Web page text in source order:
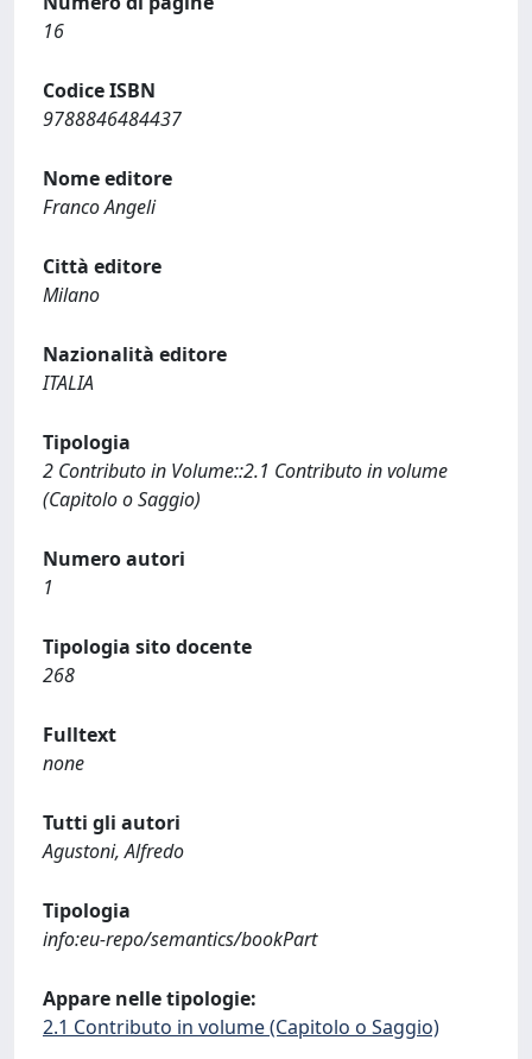
16
Codice ISBN
9788846484437
Nome editore
Franco Angeli
Città editore
Milano
Nazionalità editore
ITALIA
Tipologia
2 Contributo in Volume::2.1 Contributo in volume
(Capitolo o Saggio)
Numero autori
1
Tipologia sito docente
268
Fulltext
none
Tutti gli autori
Agustoni, Alfredo
Tipologia
info:eu-repo/semantics/bookPart
Appare nelle tipologie:
2.1 Contributo in volume (Capitolo o Saggio)